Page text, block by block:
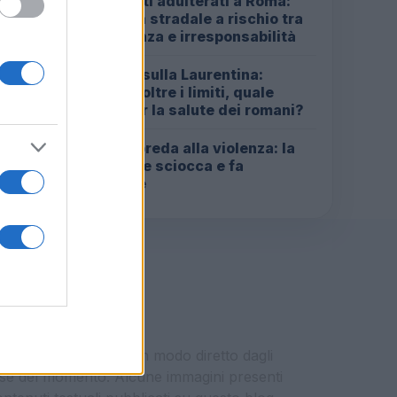
sicurezza stradale a rischio tra
indifferenza e irresponsabilità
Incendio sulla Laurentina:
diossina oltre i limiti, quale
futuro per la salute dei romani?
Roma in preda alla violenza: la
rapina che sciocca e fa
discutere
del momento. Alcune immagini presenti